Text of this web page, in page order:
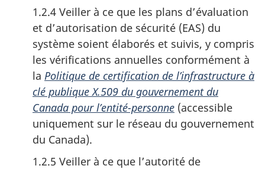
1.2.4 Veiller à ce que les plans d’évaluation
et d’autorisation de sécurité (EAS) du
système soient élaborés et suivis, y compris
les vérifications annuelles conformément à
la Politique de certification de l’infrastructure à
clé publique X.509 du gouvernement du
Canada pour l’entité-personne (accessible
uniquement sur le réseau du gouvernement
du Canada).
1.2.5 Veiller à ce que l’autorité de